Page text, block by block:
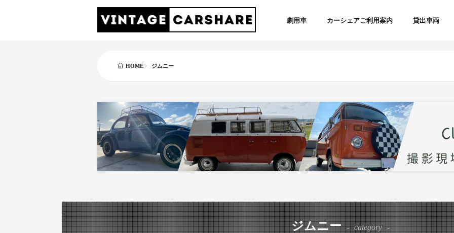
劇用車 カーシェアご利用案内 貸出車両
HOME ジムニー
ジムニー category